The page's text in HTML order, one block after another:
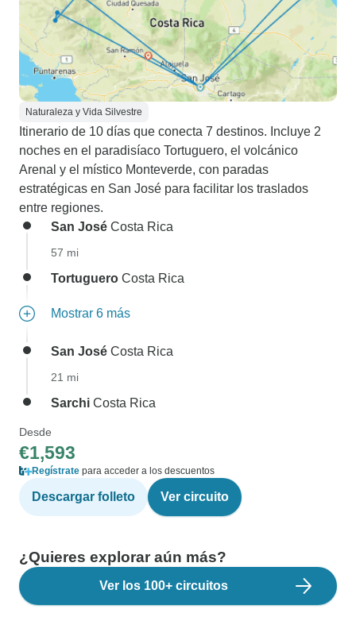
Naturaleza y Vida Silvestre
Itinerario de 10 días que conecta 7 destinos. Incluye 2
noches en el paradisíaco Tortuguero, el volcánico
Arenal y el místico Monteverde, con paradas
estratégicas en San José para facilitar los traslados
entre regiones.
San José Costa Rica
57 mi
Tortuguero Costa Rica
Mostrar 6 más
San José Costa Rica
21 mi
Sarchi Costa Rica
Desde
€1,593
Regístrate para acceder a los descuentos
Descargar folleto Ver circuito
¿Quieres explorar aún más?
Ver los 100+ circuitos